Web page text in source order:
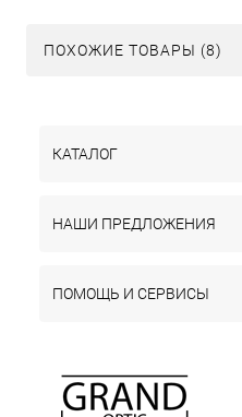
ПОХОЖИЕ ТОВАРЫ (8)
КАТАЛОГ
НАШИ ПРЕДЛОЖЕНИЯ
ПОМОЩЬ И СЕРВИСЫ